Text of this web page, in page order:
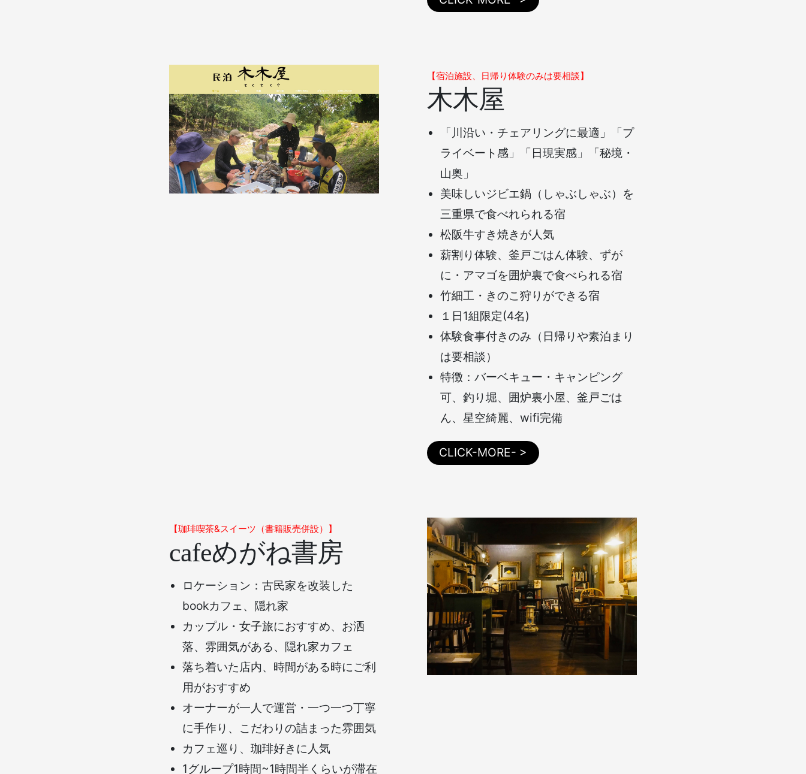
【宿泊施設、日帰り体験のみは要相談】
木木屋
「川沿い・チェアリングに最適」「プ
ライベート感」「日現実感」「秘境・
山奥」
美味しいジビエ鍋（しゃぶしゃぶ）を
三重県で食べれられる宿
松阪牛すき焼きが人気
薪割り体験、釜戸ごはん体験、ずが
に・アマゴを囲炉裏で食べられる宿
竹細工・きのこ狩りができる宿
１日1組限定(4名)
体験食事付きのみ（日帰りや素泊まり
は要相談）
特徴：バーベキュー・キャンピング
可、釣り堀、囲炉裏小屋、釜戸ごは
ん、星空綺麗、wifi完備
CLICK-MORE- >
【珈琲喫茶&スイーツ（書籍販売併設）】
cafeめがね書房
ロケーション：古民家を改装した
bookカフェ、隠れ家
カップル・女子旅におすすめ、お洒
落、雰囲気がある、隠れ家カフェ
落ち着いた店内、時間がある時にご利
用がおすすめ
オーナーが一人で運営・一つ一つ丁寧
に手作り、こだわりの詰まった雰囲気
カフェ巡り、珈琲好きに人気
1グループ1時間~1時間半くらいが滞在